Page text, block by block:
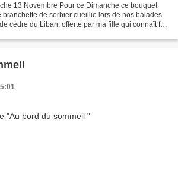
13 Novembre Pour ce Dimanche ce bouquet
branchette de sorbier cueillie lors de nos balades
cèdre du Liban, offerte par ma fille qui connaît fort